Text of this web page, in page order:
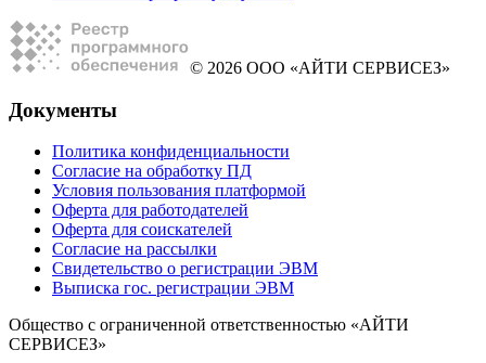
© 2026 ООО «АЙТИ СЕРВИСЕЗ»
Документы
Политика конфиденциальности
Согласие на обработку ПД
Условия пользования платформой
Оферта для работодателей
Оферта для соискателей
Согласие на рассылки
Свидетельство о регистрации ЭВМ
Выписка гос. регистрации ЭВМ
Общество с ограниченной ответственностью «АЙТИ
СЕРВИСЕЗ»